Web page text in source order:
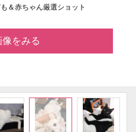
＆赤ちゃん厳選ショット
をみる